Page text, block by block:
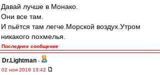
Давай лучше в Монако.
Они все там.
И пьётся там легче.Морской воздух.Утром
никакого похмелья.
Последнее сообщение
Dr.Lightman -
02 ноя 2016 13:42